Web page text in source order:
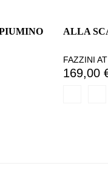
ALLA
FAZZINI
169,00